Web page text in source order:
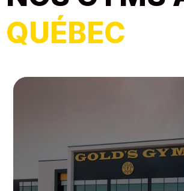
QUÉBEC